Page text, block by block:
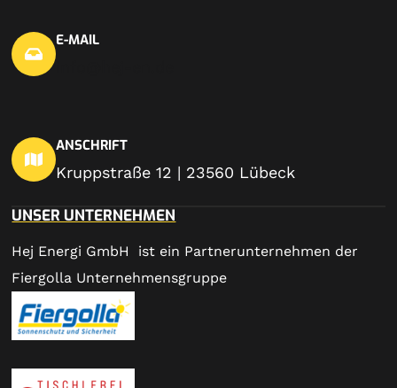
E-MAIL
ANSCHRIFT
Kruppstraße 12 | 23560 Lübeck
UNSER UNTERNEHMEN
Hej Energi GmbH ist ein Partnerunternehmen der
Fiergolla Unternehmensgruppe